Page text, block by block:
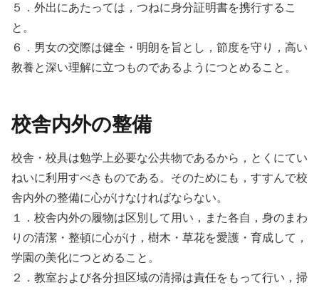
５．外出にあたっては，つねに身分証明書を携行するこ
と。
６．男女の交際は健全・明朗を旨とし，節度を守り，高い
教養と深い理解に立つものであるようにつとめること。
校舎内外の整備
校舎・校具は勉学上必要な公共物であるから，とくにてい
ねいに利用すべきものである。そのためにも，すすんで校
舎内外の整備に心がけなければならない。
１．校舎内外の履物は区別して用い，また各自，身のまわ
りの清潔・整頓に心がけ，樹木・草花を愛護・育成して，
学園の美化につとめること。
２．教室および各分担区域の清掃は責任をもって行い，掃